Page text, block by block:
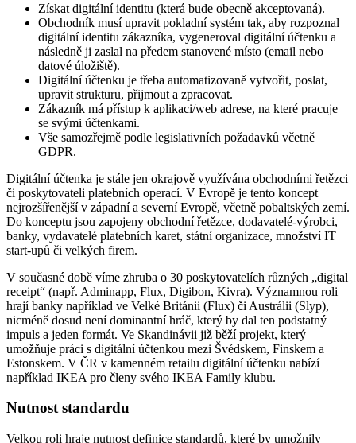
Získat digitální identitu (která bude obecně akceptovaná).
Obchodník musí upravit pokladní systém tak, aby rozpoznal
digitální identitu zákazníka, vygeneroval digitální účtenku a
následně ji zaslal na předem stanovené místo (email nebo
datové úložiště).
Digitální účtenku je třeba automatizovaně vytvořit, poslat,
upravit strukturu, přijmout a zpracovat.
Zákazník má přístup k aplikaci/web adrese, na které pracuje
se svými účtenkami.
Vše samozřejmě podle legislativních požadavků včetně
GDPR.
Digitální účtenka je stále jen okrajově využívána obchodními řetězci
či poskytovateli platebních operací. V Evropě je tento koncept
nejrozšířenější v západní a severní Evropě, včetně pobaltských zemí.
Do konceptu jsou zapojeny obchodní řetězce, dodavatelé-výrobci,
banky, vydavatelé platebních karet, státní organizace, množství IT
start-upů či velkých firem.
V současné době víme zhruba o 30 poskytovatelích různých „digital
receipt“ (např. Adminapp, Flux, Digibon, Kivra). Významnou roli
hrají banky například ve Velké Británii (Flux) či Austrálii (Slyp),
nicméně dosud není dominantní hráč, který by dal ten podstatný
impuls a jeden formát. Ve Skandinávii již běží projekt, který
umožňuje práci s digitální účtenkou mezi Švédskem, Finskem a
Estonskem. V ČR v kamenném retailu digitální účtenku nabízí
například IKEA pro členy svého IKEA Family klubu.
Nutnost standardu
Velkou roli hraje nutnost definice standardů, které by umožnily